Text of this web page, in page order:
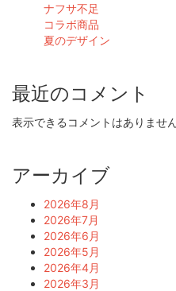
ナフサ不足
コラボ商品
夏のデザイン
最近のコメント
表示できるコメントはありません
アーカイブ
2026年8月
2026年7月
2026年6月
2026年5月
2026年4月
2026年3月